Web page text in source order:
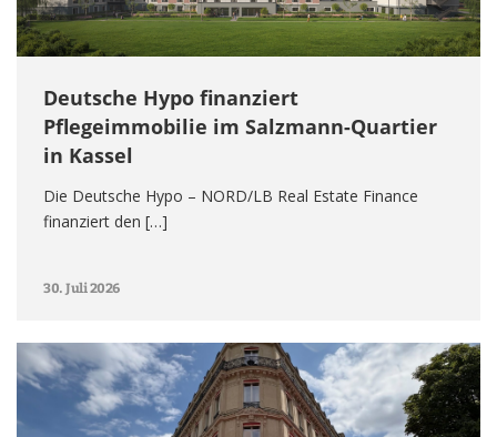
Deutsche Hypo finanziert
Pflegeimmobilie im Salzmann-Quartier
in Kassel
Die Deutsche Hypo – NORD/LB Real Estate Finance
finanziert den […]
30. Juli 2026